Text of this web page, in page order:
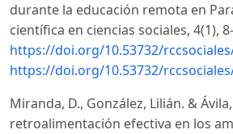
durante la educación remota en
científica en ciencias sociales, 4(1),
https://doi.org/10.53732/
https://doi.org/10.53732/
Miranda, D., González, Lilián. & Ávila,
retroalimentación efectiva en los